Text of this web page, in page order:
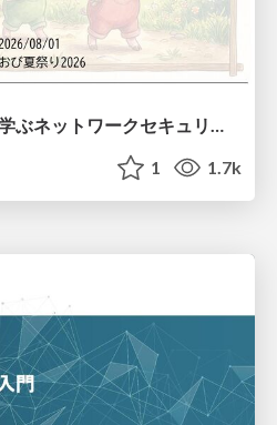
『三匹の子ぶた』から学ぶネットワークセキュリティの昔と今 / Network Security: Then and Now Through the Lens of The Three Little Pigs
1 1.7k